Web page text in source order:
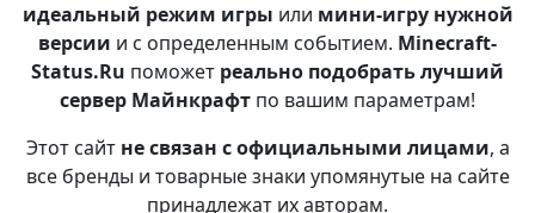
идеальный режим игры или мини-игру нужной
версии и с определенным событием. Minecraft-
Status.Ru поможет реально подобрать лучший
сервер Майнкрафт по вашим параметрам!
Этот сайт не связан с официальными лицами, а
все бренды и товарные знаки упомянутые на сайте
принадлежат их авторам.